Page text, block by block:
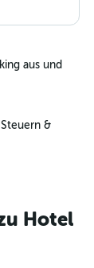
aus und
&
Hotel